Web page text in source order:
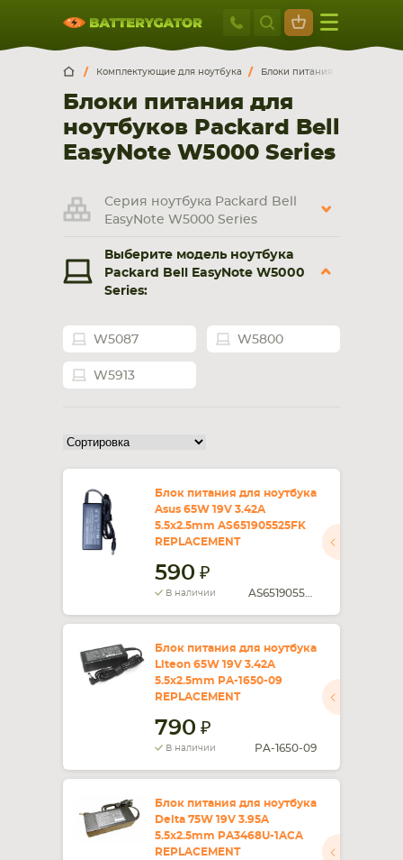
Москва
+7 495 414
Москва Санкт-Петербург
г. Москва, ул. Ткацкая, 5с3 (м. Семеновская)
5 мин. ходьбы от ст.м. “Семеновская”
+7 495 414 28 59
9:00-21:00
смартфона, планшета
СМАРТФОНА КОМПЛЕКТУЮЩИЕ
Комплектующие для ноутбука Блоки питания для
Блоки питания для
ноутбуков Packard Bell
EasyNote W5000 Series
Серия ноутбука Packard Bell
EasyNote W5000 Series
Выберите модель ноутбука
Packard Bell EasyNote W5000
Series:
W5087 W5800
W5913
Блок питания для ноутбука
Asus 65W 19V 3.42A
5.5x2.5mm AS651905525FK
REPLACEMENT
590
В наличии
Блок питания для ноутбука
Liteon 65W 19V 3.42A
5.5x2.5mm PA-1650-09
REPLACEMENT
790
В наличии PA-1650-09
Блок питания для ноутбука
Delta 75W 19V 3.95A
5.5x2.5mm PA3468U-1ACA
REPLACEMENT